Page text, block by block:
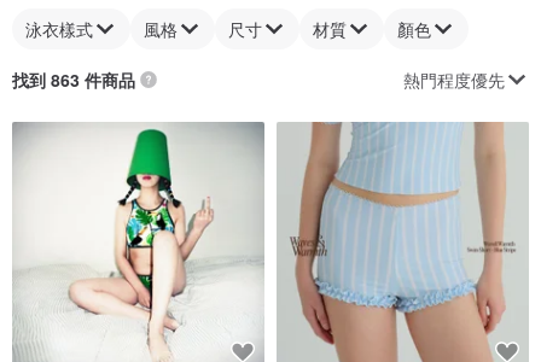
泳衣樣式 風格 尺寸 材質 顏色
找到 863 件商品 熱門程度優先